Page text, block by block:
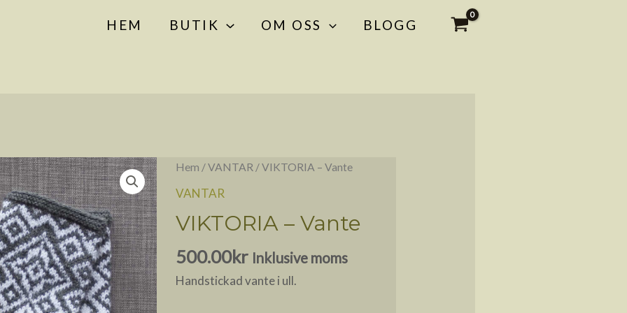
HEM BUTIK OM OSS BLOGG
Hem /VANTAR / VIKTORIA – Vante
VANTAR
VIKTORIA – Vante
500.00kr Inklusive moms
Handstickad vante i ull.
VIKTORIA
-
mängd